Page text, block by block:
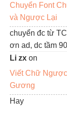
Chuyển Font
và Ngược Lại
chuyển đc từ
ơn ad, dc tầm
Li zx on
Viết Chữ
Gương
Hay